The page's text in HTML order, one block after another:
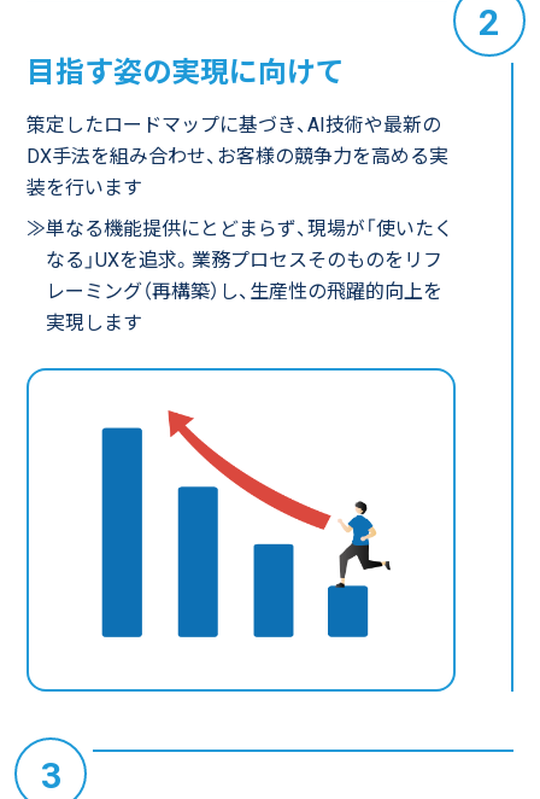
2
目指す姿の実現に向けて
策定したロードマップに基づき、AI技術や最新の
DX手法を組み合わせ、お客様の競争力を高める実
装を行います
≫単なる機能提供にとどまらず、現場が「使いたく
なる」UXを追求。業務プロセスそのものをリフ
レーミング（再構築）し、生産性の飛躍的向上を
実現します
3